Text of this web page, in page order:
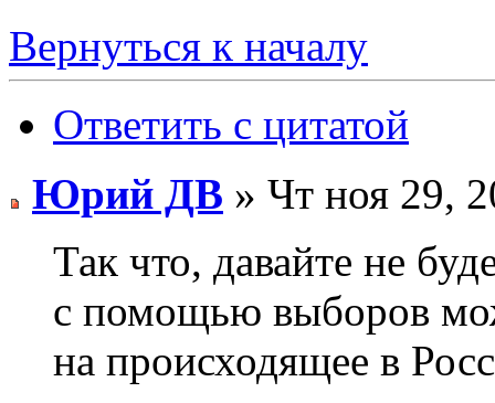
Вернуться к началу
Ответить с цитатой
Юрий ДВ » Чт ноя 29,
Так что, давайте не
с помощью выборов
на происходящее в